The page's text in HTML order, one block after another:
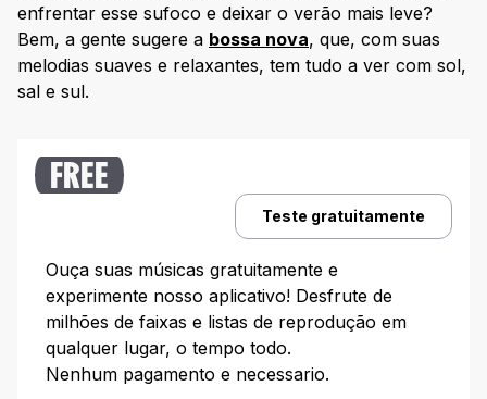
enfrentar esse sufoco e deixar o verão mais leve?
Bem, a gente sugere a bossa nova, que, com suas
melodias suaves e relaxantes, tem tudo a ver com sol,
sal e sul.
FREE
Teste gratuitamente
Ouça suas músicas gratuitamente e
experimente nosso aplicativo! Desfrute de
milhões de faixas e listas de reprodução em
qualquer lugar, o tempo todo.
Nenhum pagamento e necessario.